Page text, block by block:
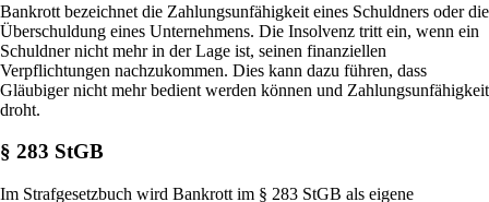
Bankrott bezeichnet die Zahlungsunfähigkeit eines Schuldners oder die
Überschuldung eines Unternehmens. Die Insolvenz tritt ein, wenn ein
Schuldner nicht mehr in der Lage ist, seinen finanziellen
Verpflichtungen nachzukommen. Dies kann dazu führen, dass
Gläubiger nicht mehr bedient werden können und Zahlungsunfähigkeit
droht.
§ 283 StGB
Im Strafgesetzbuch wird Bankrott im § 283 StGB als eigene